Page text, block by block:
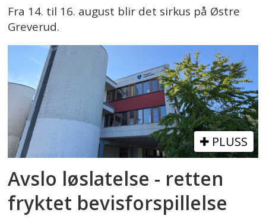
Fra 14. til 16. august blir det sirkus på Østre
Greverud.
PLUSS
Avslo løslatelse - retten
fryktet bevisforspillelse